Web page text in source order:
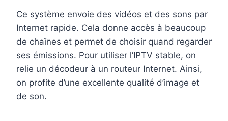
Ce système envoie des vidéos et des sons par
Internet rapide. Cela donne accès à beaucoup
de chaînes et permet de choisir quand regarder
ses émissions. Pour utiliser l’IPTV stable, on
relie un décodeur à un routeur Internet. Ainsi,
on profite d’une excellente qualité d’image et
de son.